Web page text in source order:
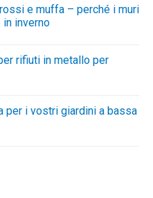
e muffa – perché i muri
inverno
rifiuti in metallo per
per i vostri giardini a bassa